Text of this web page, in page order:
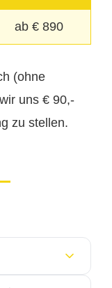
ab € 890
(ohne
uns € 90,-
zu stellen.